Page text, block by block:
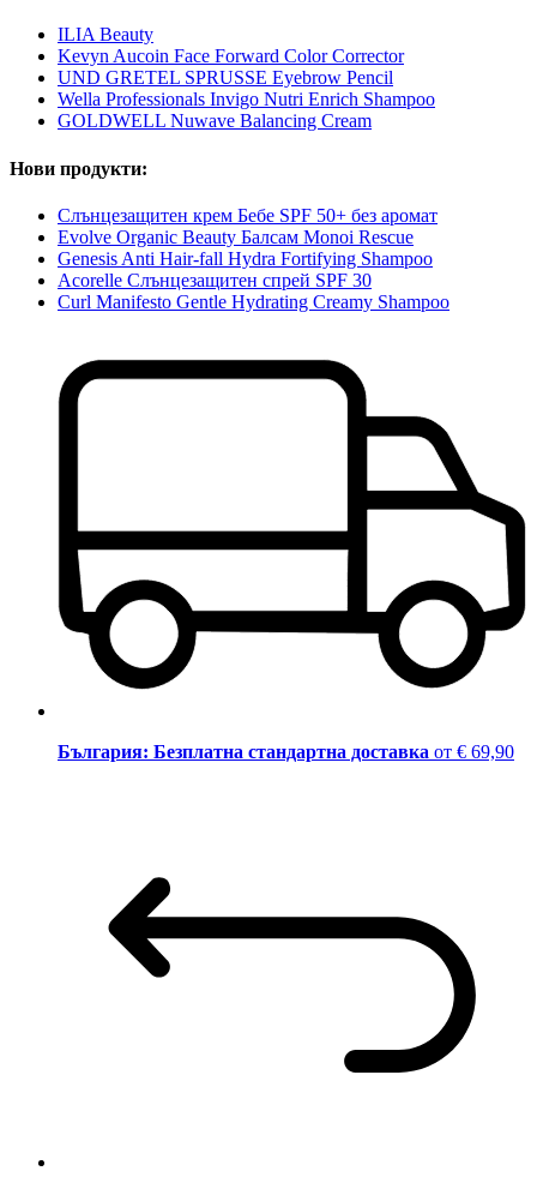
ILIA Beauty
Kevyn Aucoin Face Forward Color Corrector
UND GRETEL SPRUSSE Eyebrow Pencil
Wella Professionals Invigo Nutri Enrich Shampoo
GOLDWELL Nuwave Balancing Cream
Нови продукти:
Слънцезащитен крем Бебе SPF 50+ без аромат
Evolve Organic Beauty Балсам Monoi Rescue
Genesis Anti Hair-fall Hydra Fortifying Shampoo
Acorelle Слънцезащитен спрей SPF 30
Curl Manifesto Gentle Hydrating Creamy Shampoo
България: Безплатна стандартна доставка от € 69,90